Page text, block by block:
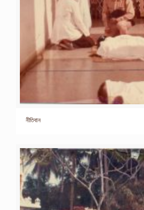
নীতিবান